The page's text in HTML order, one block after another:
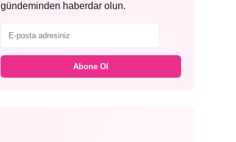
gündeminden haberdar olun.
Abone Ol